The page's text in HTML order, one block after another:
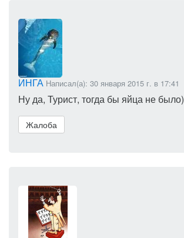
ИНГА Написал(а): 30 января 2015 г. в 17:41
Ну да, Турист, тогда бы яйца не было)
Жалоба